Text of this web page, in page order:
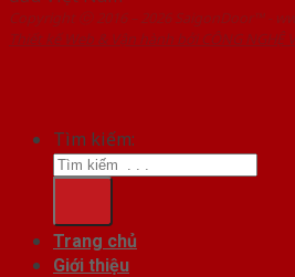
Copyright ⓒ 2016 – 2026 SaigonDoor™ -
Thiết kế Web & Vận hành bởi CÔNG NGHỆ
Tìm kiếm:
Trang chủ
Giới thiệu